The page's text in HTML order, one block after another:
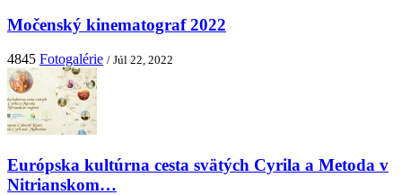
Močenský kinematograf 2022
4845 Fotogalérie / Júl 22, 2022
Európska kultúrna cesta svätých Cyrila a Metoda v
Nitrianskom…